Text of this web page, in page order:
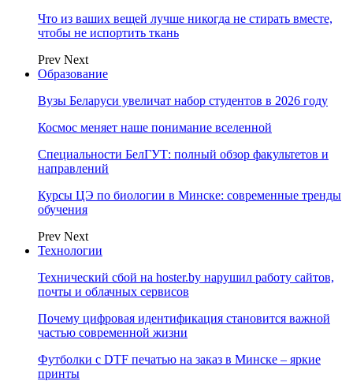
Что из ваших вещей лучше никогда не стирать вместе,
чтобы не испортить ткань
Prev Next
Образование
Вузы Беларуси увеличат набор студентов в 2026 году
Космос меняет наше понимание вселенной
Специальности БелГУТ: полный обзор факультетов и
направлений
Курсы ЦЭ по биологии в Минске: современные тренды
обучения
Prev Next
Технологии
Технический сбой на hoster.by нарушил работу сайтов,
почты и облачных сервисов
Почему цифровая идентификация становится важной
частью современной жизни
Футболки с DTF печатью на заказ в Минске – яркие
принты